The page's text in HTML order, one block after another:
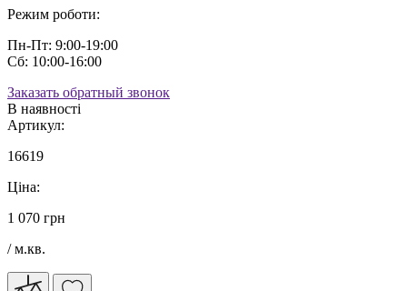
Режим роботи:
Пн-Пт: 9:00-19:00
Сб: 10:00-16:00
Заказать обратный звонок
В наявності
Артикул:
16619
Ціна:
1 070 грн
/ м.кв.